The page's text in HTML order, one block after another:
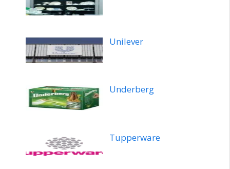
Unilever
Underberg
Tupperware